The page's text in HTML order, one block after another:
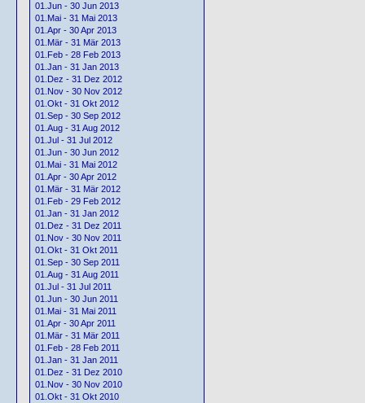
01.Jun - 30 Jun 2013
01.Mai - 31 Mai 2013
01.Apr - 30 Apr 2013
01.Mär - 31 Mär 2013
01.Feb - 28 Feb 2013
01.Jan - 31 Jan 2013
01.Dez - 31 Dez 2012
01.Nov - 30 Nov 2012
01.Okt - 31 Okt 2012
01.Sep - 30 Sep 2012
01.Aug - 31 Aug 2012
01.Jul - 31 Jul 2012
01.Jun - 30 Jun 2012
01.Mai - 31 Mai 2012
01.Apr - 30 Apr 2012
01.Mär - 31 Mär 2012
01.Feb - 29 Feb 2012
01.Jan - 31 Jan 2012
01.Dez - 31 Dez 2011
01.Nov - 30 Nov 2011
01.Okt - 31 Okt 2011
01.Sep - 30 Sep 2011
01.Aug - 31 Aug 2011
01.Jul - 31 Jul 2011
01.Jun - 30 Jun 2011
01.Mai - 31 Mai 2011
01.Apr - 30 Apr 2011
01.Mär - 31 Mär 2011
01.Feb - 28 Feb 2011
01.Jan - 31 Jan 2011
01.Dez - 31 Dez 2010
01.Nov - 30 Nov 2010
01.Okt - 31 Okt 2010